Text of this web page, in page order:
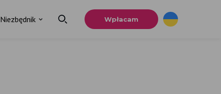
Niezbędnik Wpłacam